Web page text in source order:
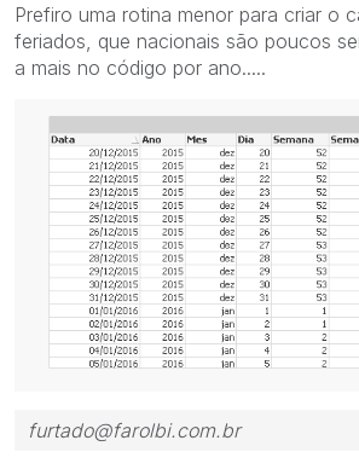
Prefiro uma rotina menor para criar o
feriados, que nacionais são poucos
a mais no código por ano.....
furtado@farolbi.com.br